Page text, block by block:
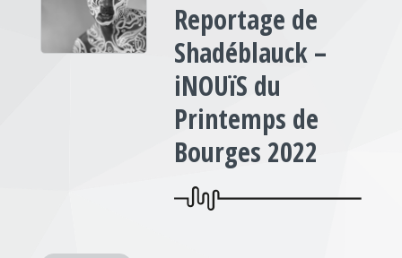
Reportage de
Shadéblauck –
iNOUïS du
Printemps de
Bourges 2022